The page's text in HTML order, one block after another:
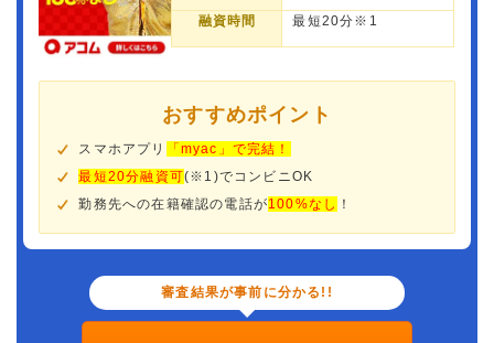
融資時間 最短20分※1
おすすめポイント
スマホアプリ
「myac」で完結！
最短20分融資可(※1)でコンビニOK
勤務先への在籍確認の電話が100%なし ！
審査結果が事前に分かる!!